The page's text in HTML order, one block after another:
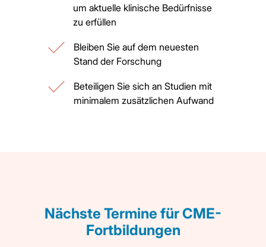
Beteiligen Sie sich an Studien mit
minimalem zusätzlichen Aufwand
Bleiben Sie auf dem neuesten
Stand der Forschung
um aktuelle klinische Bedürfnisse
zu erfüllen
Nächste Termine für CME-
Fortbildungen